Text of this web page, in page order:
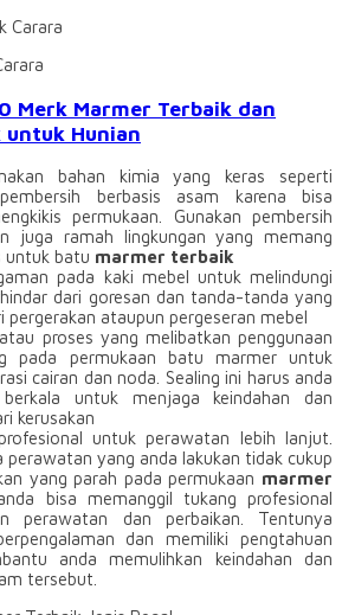
Merk Marmer Terbaik dan
Hunian
bahan kimia yang keras seperti
berbasis asam karena bisa
permukaan. Gunakan pembersih
juga ramah lingkungan yang memang
untuk batu marmer terbaik
pada kaki mebel untuk melindungi
dari goresan dan tanda-tanda yang
pergerakan ataupun pergeseran mebel
proses yang melibatkan penggunaan
pada permukaan batu marmer untuk
cairan dan noda. Sealing ini harus anda
untuk menjaga keindahan dan
kerusakan
untuk perawatan lebih lanjut.
perawatan yang anda lakukan tidak cukup
yang parah pada permukaan marmer
bisa memanggil tukang profesional
perawatan dan perbaikan. Tentunya
dan memiliki pengtahuan
anda memulihkan keindahan dan
tersebut.